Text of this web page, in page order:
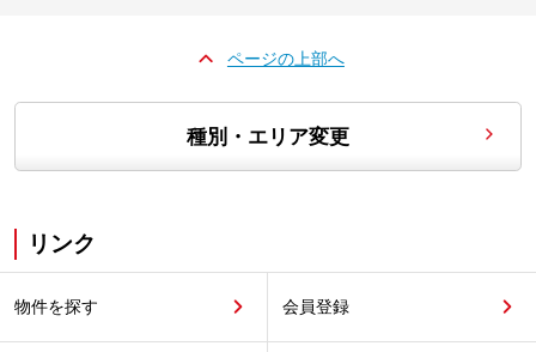
ページの上部へ
種別・エリア変更
リンク
物件を探す 会員登録